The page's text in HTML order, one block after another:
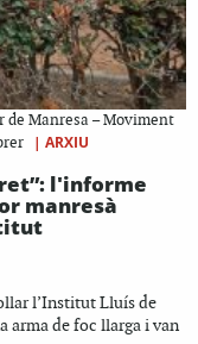
de Manresa – Moviment
| ARXIU
l'informe
manresà
l’Institut Lluís de
arma de foc llarga i van